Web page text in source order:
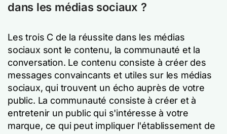
dans les médias sociaux ?
Les trois C de la réussite dans les médias
sociaux sont le contenu, la communauté et la
conversation. Le contenu consiste à créer des
messages convaincants et utiles sur les médias
sociaux, qui trouvent un écho auprès de votre
public. La communauté consiste à créer et à
entretenir un public qui s'intéresse à votre
marque, ce qui peut impliquer l'établissement de